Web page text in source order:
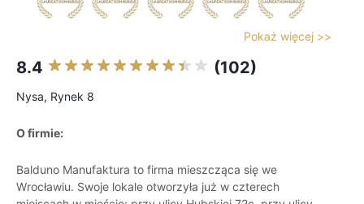
Pokaż więcej >>
8.4 (102)
Nysa, Rynek 8
O firmie:
Balduno Manufaktura to firma mieszcząca się we
Wrocławiu. Swoje lokale otworzyła już w czterech